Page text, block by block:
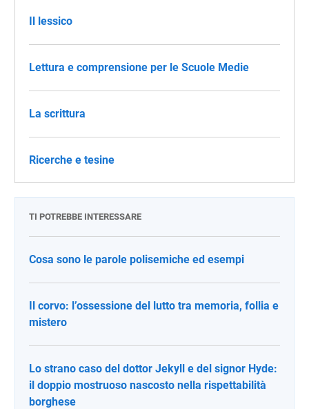
Il lessico
Lettura e comprensione per le Scuole Medie
La scrittura
Ricerche e tesine
TI POTREBBE INTERESSARE
Cosa sono le parole polisemiche ed esempi
Il corvo: l’ossessione del lutto tra memoria, follia e
mistero
Lo strano caso del dottor Jekyll e del signor Hyde:
il doppio mostruoso nascosto nella rispettabilità
borghese